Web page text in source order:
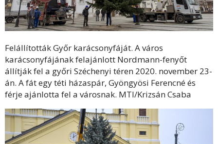
Felállították Győr karácsonyfáját. A város
karácsonyfájának felajánlott Nordmann-fenyőt
állítják fel a győri Széchenyi téren 2020. november 23-
án. A fát egy téti házaspár, Gyöngyösi Ferencné és
férje ajánlotta fel a városnak. MTI/Krizsán Csaba